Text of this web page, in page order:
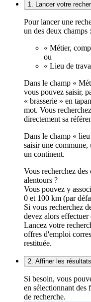
1. Lancer votre
Pour lancer une
un des deux champs :
« Métier,
ou
« Lieu de
Dans le champ «
vous pouvez saisir,
« brasserie » en
mot. Vous
directement sa
Dans le champ «
saisir une commune,
un continent.
Vous recherchez
alentours ?
Vous pouvez y
0 et 100 km (par
Si vous recherchez
devez alors effectuer
Lancez votre
offres d'emploi
restituée.
2. Affiner les
Si besoin, vous
en sélectionnant des
de recherche.